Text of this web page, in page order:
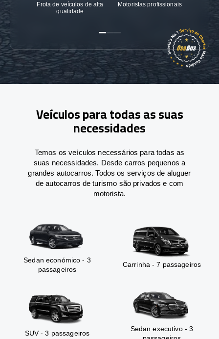
Frota de veículos de alta
qualidade
Motoristas profissionais
Veículos para todas as suas
necessidades
Temos os veículos necessários para todas as
suas necessidades. Desde carros pequenos a
grandes autocarros. Todos os serviços de aluguer
de autocarros de turismo são privados e com
motorista.
Sedan económico - 3
passageiros
Carrinha - 7 passageiros
SUV - 3 passageiros
Sedan executivo - 3